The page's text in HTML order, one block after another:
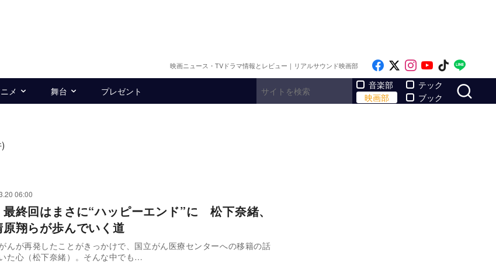
映画ニュース・TVドラマ情報とレビュー｜リアルサウンド映画部 Like on Facebook
Follow on x
Follow on
Follow on
Follow
メ 舞台 プレゼント
音楽部
映画部
テック
ブック
06:00
最終回はまさに“ハッピーエンド”に 松下奈緒、
翔らが歩んでいく道
んが再発したことがきっかけで、国立がん医療センターへの移籍の話
た心（松下奈緒）。そんな中でも…